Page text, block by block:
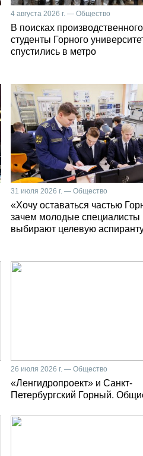
4 августа 2026 г. — Общество
В поисках
студенты Горного
спустились в метро
31 июля 2026 г. — Общество
«Хочу оставаться частью
зачем молодые специалисты
выбирают целевую
26 июля 2026 г. — Общество
«Ленгидропроект» и Санкт-
Петербургский Горный.